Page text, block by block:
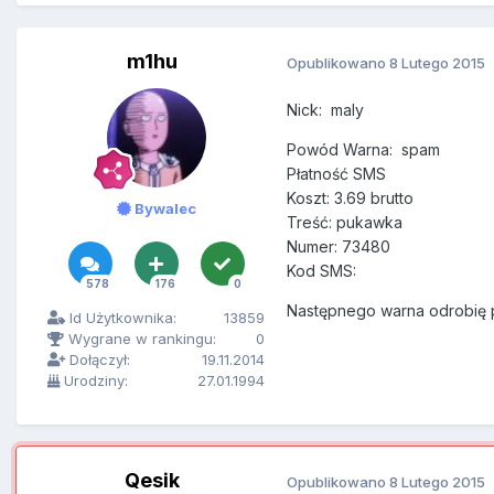
m1hu
Bywalec
578 176 0
Id Użytkownika:
13859
Wygrane w rankingu:
0
Dołączył:
19.11.2014
Urodziny:
27.01.1994
Opublikowano 8 Lutego 2015
Nick: maly
Powód Warna: spam
Płatność SMS
Koszt: 3.69 brutto
Treść: pukawka
Numer: 73480
Kod SMS:
Następnego warna odrobię
Qesik Opublikowano 8 Lutego 2015